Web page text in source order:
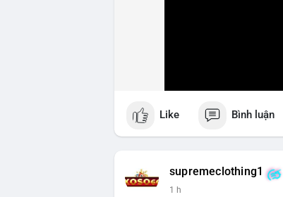
Like Bình luận
supremeclothing1
1 h